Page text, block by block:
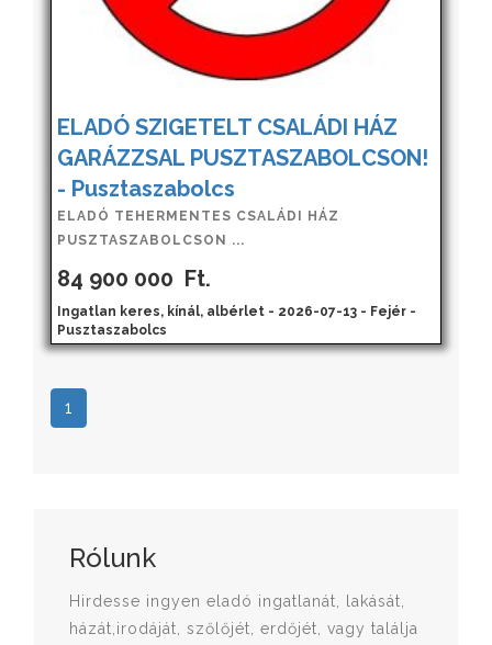
ELADÓ SZIGETELT CSALÁDI HÁZ
GARÁZZSAL PUSZTASZABOLCSON!
- Pusztaszabolcs
ELADÓ TEHERMENTES CSALÁDI HÁZ
PUSZTASZABOLCSON ...
84 900 000 Ft.
Ingatlan keres, kínál, albérlet - 2026-07-13 - Fejér -
Pusztaszabolcs
1
Rólunk
Hirdesse ingyen eladó ingatlanát, lakását,
házát,irodáját, szőlőjét, erdőjét, vagy találja